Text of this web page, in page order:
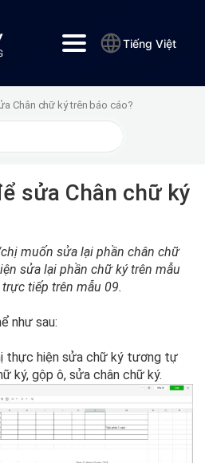
Tiếng Việt
Chân chữ ký trên báo cáo?
sửa Chân chữ ký
muốn sửa lại phần chân chữ
sửa lại phần chữ ký trên mẫu
tiếp trên mẫu 09.
như sau:
thực hiện sửa chữ ký tương tự
ký, gộp ô, sửa chân chữ ký.